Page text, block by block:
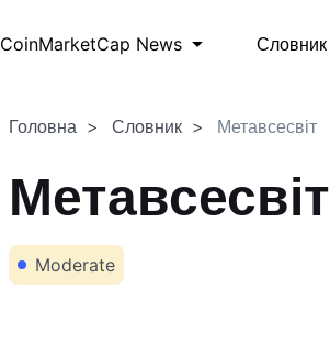
CoinMarketCap News Словник
Головна Словник Метавсесвіт
Метавсесвіт
Moderate